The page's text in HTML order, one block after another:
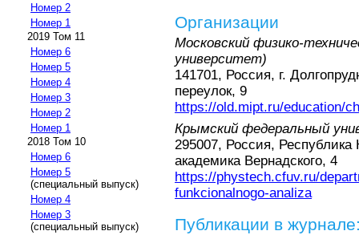
Номер 2
Номер 1
2019 Том 11
Номер 6
Номер 5
Номер 4
Номер 3
Номер 2
Номер 1
2018 Том 10
Номер 6
Номер 5
(специальный выпуск)
Номер 4
Номер 3
(специальный выпуск)
Организации
Московский физико-
университет)
141701, Россия, г.
переулок, 9
https://old.mipt.ru/education/
Крымский федеральный
295007, Россия,
академика Вернадского, 4
https://phystech.cfuv.ru/
funkcionalnogo-analiza
Публикации в